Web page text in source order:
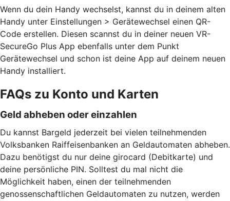
Wenn du dein Handy wechselst, kannst du in deinem alten
Handy unter Einstellungen > Gerätewechsel einen QR-
Code erstellen. Diesen scannst du in deiner neuen VR-
SecureGo Plus App ebenfalls unter dem Punkt
Gerätewechsel und schon ist deine App auf deinem neuen
Handy installiert.
FAQs zu Konto und Karten
Geld abheben oder einzahlen
Du kannst Bargeld jederzeit bei vielen teilnehmenden
Volksbanken Raiffeisenbanken an Geldautomaten abheben.
Dazu benötigst du nur deine girocard (Debitkarte) und
deine persönliche PIN. Solltest du mal nicht die
Möglichkeit haben, einen der teilnehmenden
genossenschaftlichen Geldautomaten zu nutzen, werden